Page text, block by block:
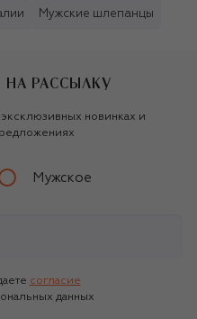
Мужские шлепанцы
РАССЫЛКУ
новинках и
Мужское
согласие
данных